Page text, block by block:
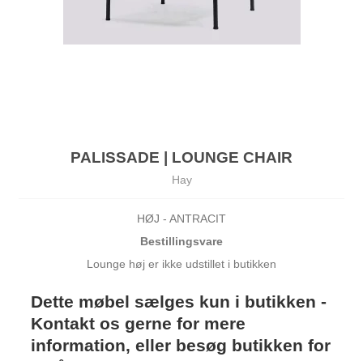
PALISSADE | LOUNGE CHAIR
Hay
HØJ - ANTRACIT
Bestillingsvare
Lounge høj er ikke udstillet i butikken
Dette møbel sælges kun i butikken -
Kontakt os gerne for mere
information, eller besøg butikken for